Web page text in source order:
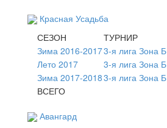
Красная Усадьба
СЕЗОН
ТУРНИР
Зима 2016-20173-я лига Зона Б
Лето 2017
3-я лига Зона Б
Зима 2017-20183-я лига Зона Б
ВСЕГО
Авангард